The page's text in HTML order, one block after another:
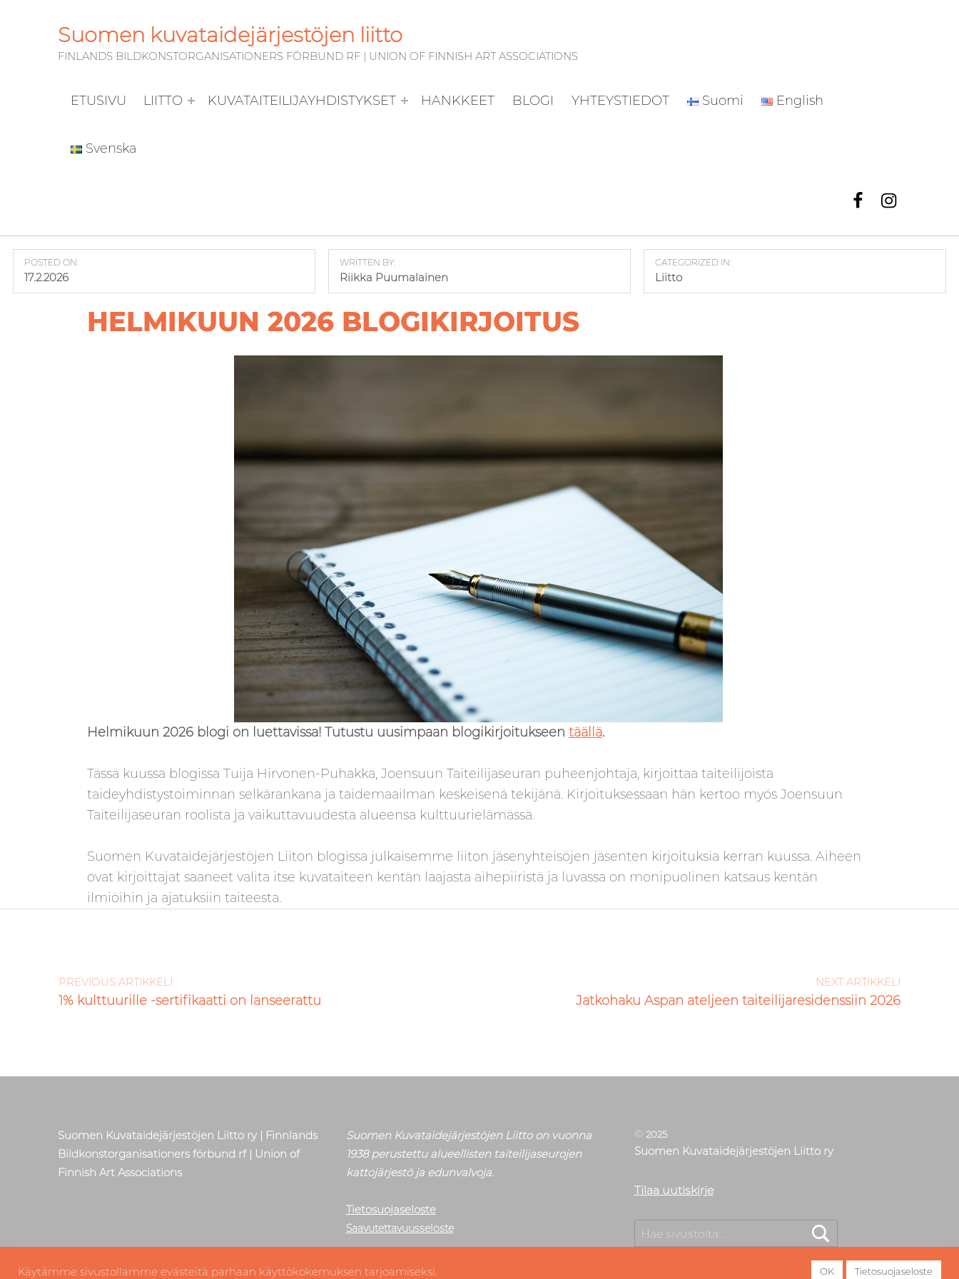
Suomen kuvataidejärjestöjen liitto
FINLANDS BILDKONSTORGANISATIONERS FÖRBUND RF | UNION OF FINNISH ART ASSOCIATIONS
ETUSIVU LIITTO KUVATAITEILIJAYHDISTYKSET HANKKEET BLOGI YHTEYSTIEDOT Suomi English
Svenska
POSTED ON:
17.2.2026
WRITTEN BY:
Riikka Puumalainen
CATEGORIZED IN:
Liitto
HELMIKUUN 2026 BLOGIKIRJOITUS
Helmikuun 2026 blogi on luettavissa! Tutustu uusimpaan blogikirjoitukseen täällä.
Tässä kuussa blogissa Tuija Hirvonen-Puhakka, Joensuun Taiteilijaseuran puheenjohtaja, kirjoittaa taiteilijoista
taideyhdistystoiminnan selkärankana ja taidemaailman keskeisenä tekijänä. Kirjoituksessaan hän kertoo myös Joensuun
Taiteilijaseuran roolista ja vaikuttavuudesta alueensa kulttuurielämässä.
Suomen Kuvataidejärjestöjen Liiton blogissa julkaisemme liiton jäsenyhteisöjen jäsenten kirjoituksia kerran kuussa. Aiheen
ovat kirjoittajat saaneet valita itse kuvataiteen kentän laajasta aihepiiristä ja luvassa on monipuolinen katsaus kentän
ilmiöihin ja ajatuksiin taiteesta.
Skip back to main navigation
Artikkelien selaus
PREVIOUS ARTIKKELI
1% kulttuurille -sertifikaatti on lanseerattu
NEXT ARTIKKELI
Jatkohaku Aspan ateljeen taiteilijaresidenssiin 2026
Suomen Kuvataidejärjestöjen Liitto ry | Finnlands
Bildkonstorganisationers förbund rf | Union of
Finnish Art Associations
Suomen Kuvataidejärjestöjen Liitto on vuonna
1938 perustettu alueellisten taiteilijaseurojen
kattojärjestö ja edunvalvoja.
Tietosuojaseloste
Saavutettavuusseloste
© 2025
Suomen Kuvataidejärjestöjen Liitto ry
Tilaa uutiskirje
Etsi
Käytämme sivustollamme evästeitä parhaan käyttökokemuksen tarjoamiseksi. OK Tietosuojaseloste